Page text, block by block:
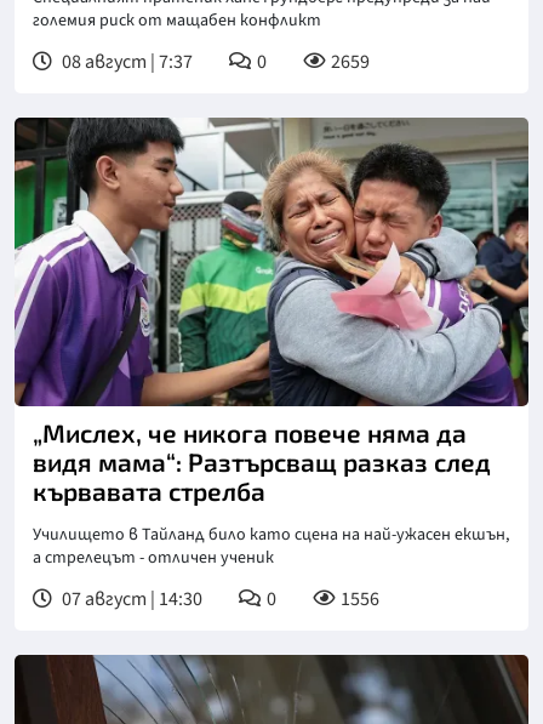
големия риск от мащабен конфликт
08 август | 7:37 0 2659
„Мислех, че никога повече няма да
видя мама“: Разтърсващ разказ след
кървавата стрелба
Училището в Тайланд било като сцена на най-ужасен екшън,
а стрелецът - отличен ученик
07 август | 14:30 0 1556